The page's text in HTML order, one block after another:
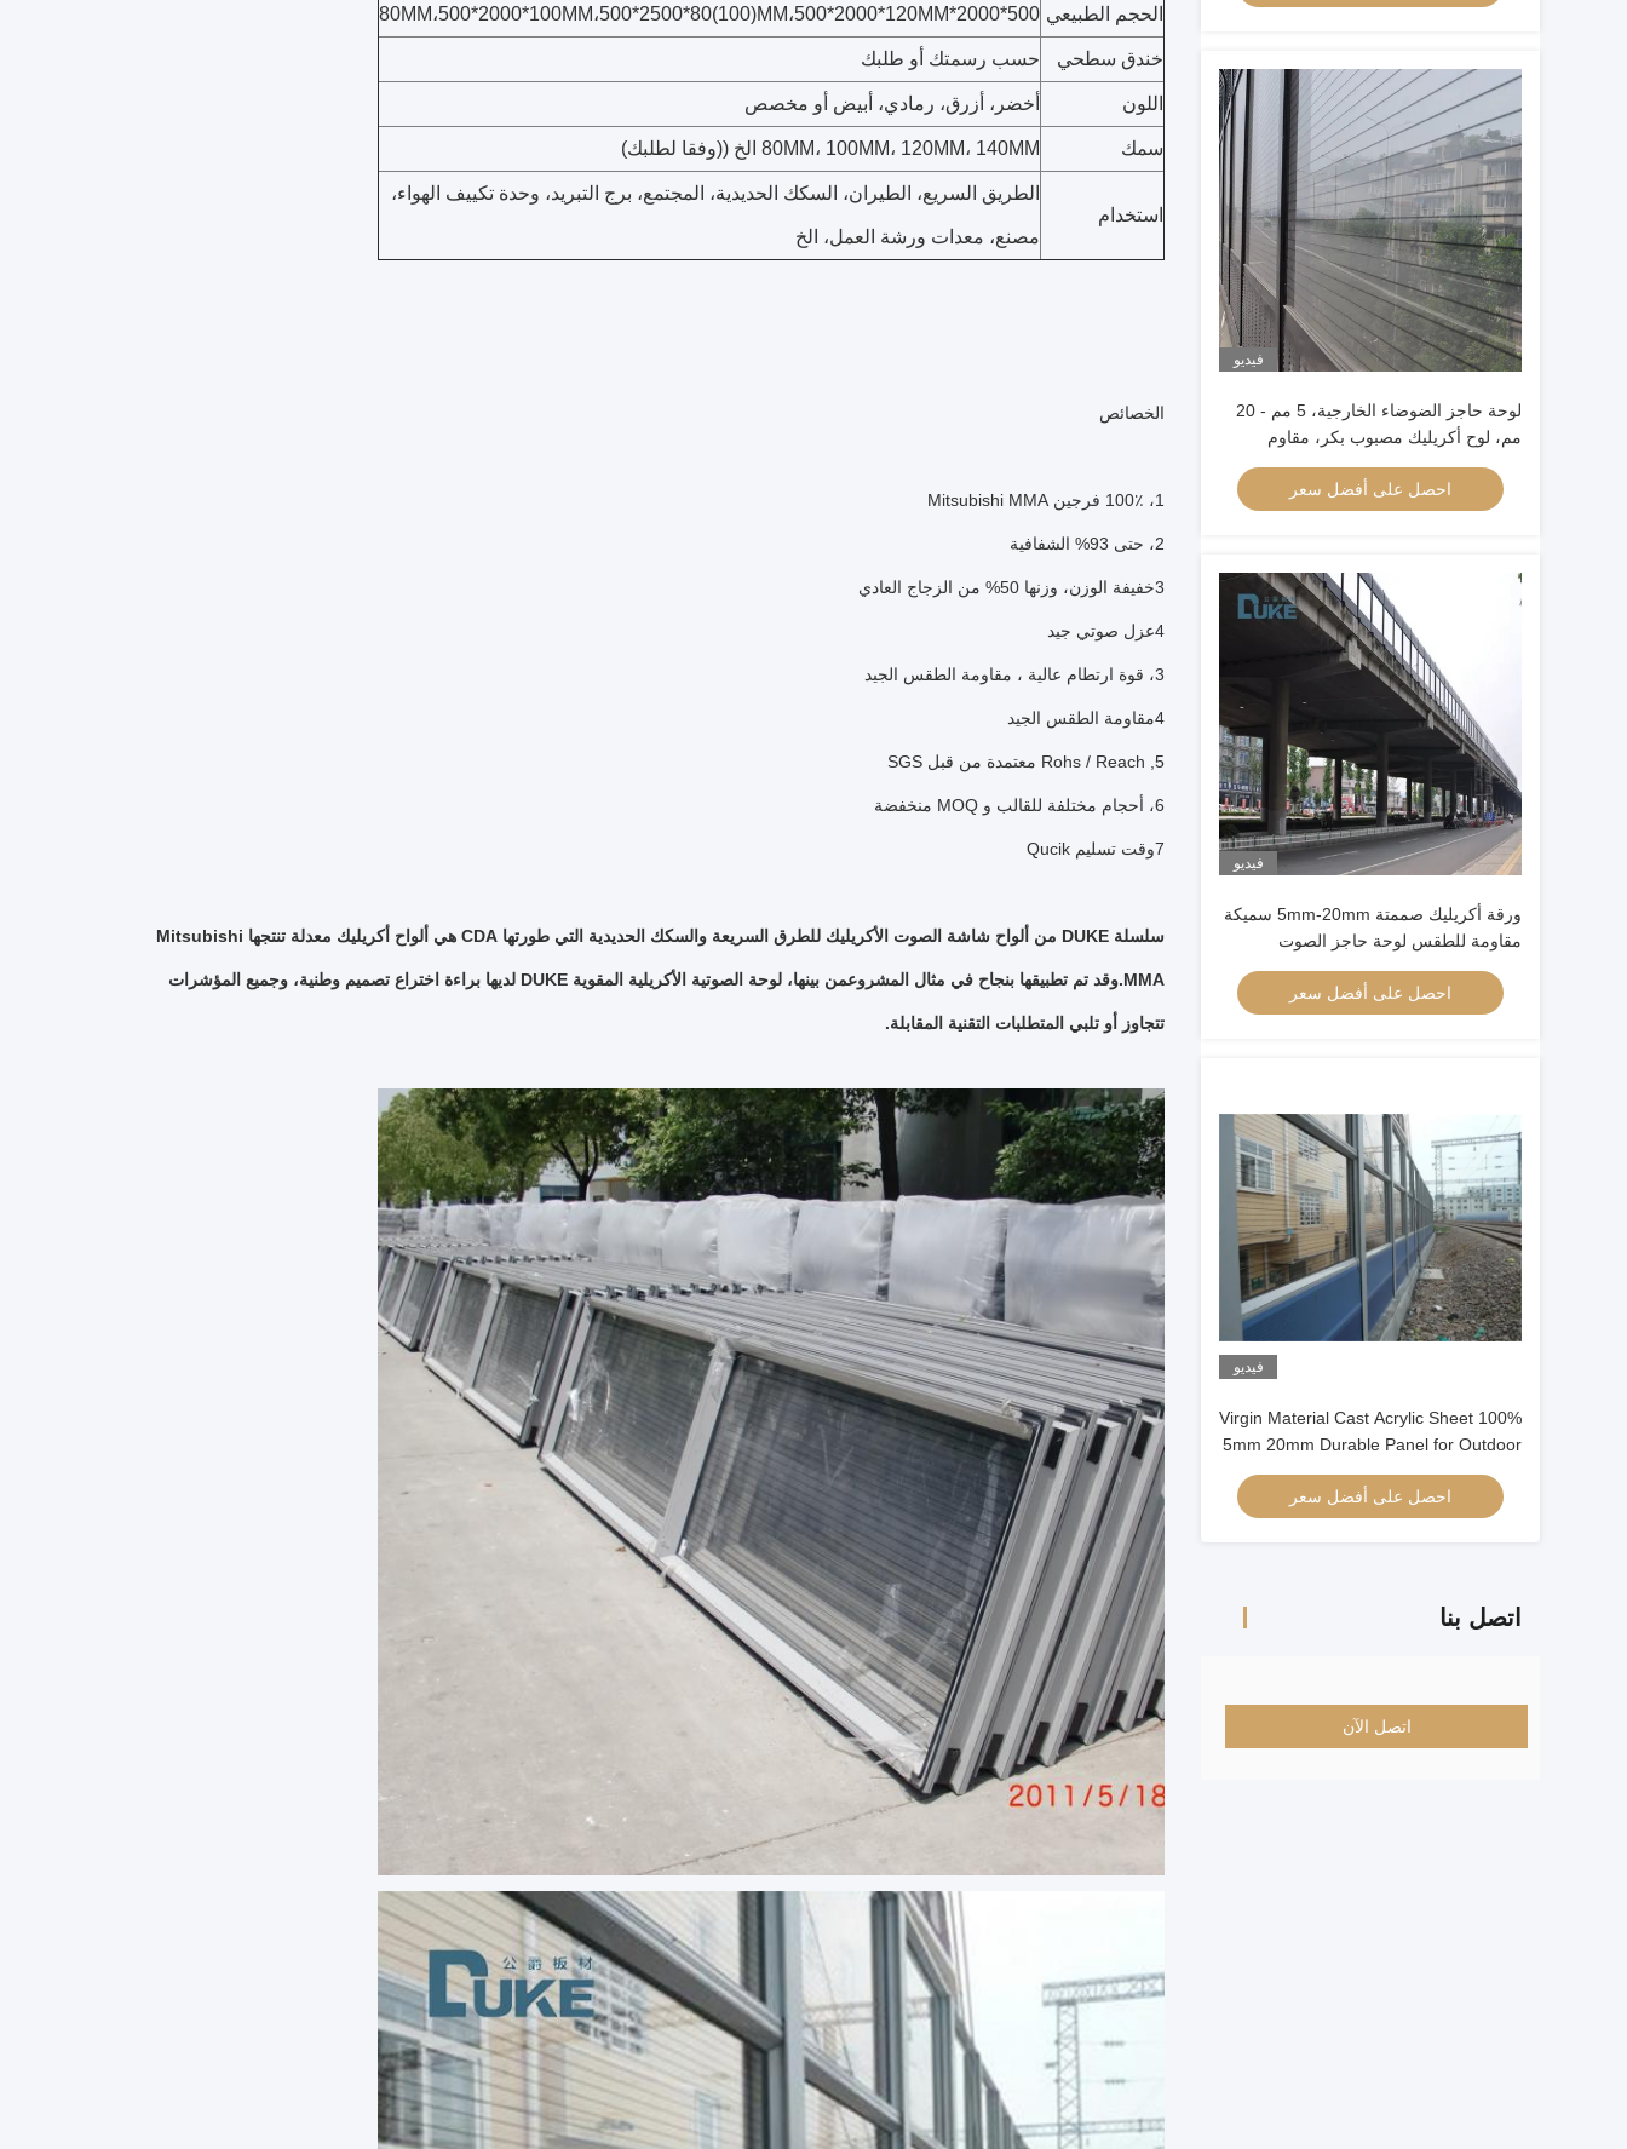
فيديو
لوحة حاجز الضوضاء الخارجية، 5 مم - 20
مم، لوح أكريليك مصبوب بكر، مقاوم
للعوامل الجوية، عزل الصوت
احصل على أفضل سعر
فيديو
ورقة أكريليك صممتة 5mm-20mm سميكة
مقاومة للطقس لوحة حاجز الصوت
احصل على أفضل سعر
فيديو
100% Virgin Material Cast Acrylic Sheet
5mm 20mm Durable Panel for Outdoor
sound Barrier
احصل على أفضل سعر
اتصل بنا
اتصل الآن
الحجم الطبيعي 500*2000*80MM،500*2000*100MM،500*2500*80(100)MM،500*2000*120MM
خندق سطحي حسب رسمتك أو طلبك
اللون أخضر، أزرق، رمادي، أبيض أو مخصص
سمك 80MM، 100MM، 120MM، 140MM الخ ((وفقا لطلبك)
استخدام
الطريق السريع، الطيران، السكك الحديدية، المجتمع، برج التبريد، وحدة تكييف الهواء،
مصنع، معدات ورشة العمل، الخ
الخصائص
1، 100٪ فرجين Mitsubishi MMA
2، حتى 93% الشفافية
3خفيفة الوزن، وزنها 50% من الزجاج العادي
4عزل صوتي جيد
3، قوة ارتطام عالية ، مقاومة الطقس الجيد
4مقاومة الطقس الجيد
5, Rohs / Reach معتمدة من قبل SGS
6، أحجام مختلفة للقالب و MOQ منخفضة
7وقت تسليم Qucik
سلسلة DUKE من ألواح شاشة الصوت الأكريليك للطرق السريعة والسكك الحديدية التي طورتها CDA هي ألواح أكريليك معدلة تنتجها Mitsubishi
MMA.وقد تم تطبيقها بنجاح في مثال المشروعمن بينها، لوحة الصوتية الأكريلية المقوية DUKE لديها براءة اختراع تصميم وطنية، وجميع المؤشرات
تتجاوز أو تلبي المتطلبات التقنية المقابلة.